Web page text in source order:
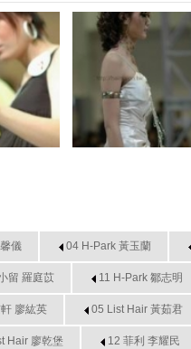
儀 04 H-Park 黃玉蘭
留 羅庭苡 11 H-Park 鄒志明
廖紘英 05 List Hair 黃茹君
Hair 廖乾堡 12 菲利 李耀民